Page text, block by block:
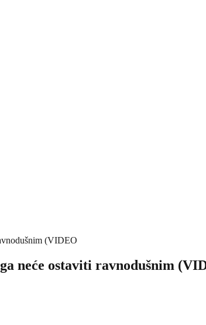
(VIDEO
neće ostaviti ravnodušnim